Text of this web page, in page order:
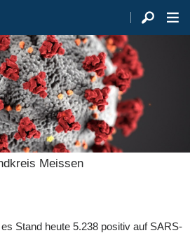
Meissen
Stand heute 5.238 positiv auf SARS-